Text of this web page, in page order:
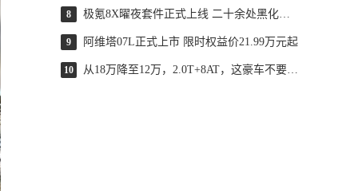
8 极氪8X曜夜套件正式上线 二十余处黑化处理
9 阿维塔07L正式上市 限时权益价21.99万元起
10 从18万降至12万，2.0T+8AT，这豪车不要面子了？